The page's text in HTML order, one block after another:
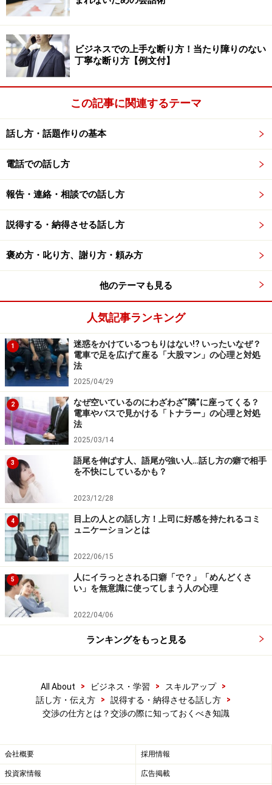
ことを伝える場合でも、
言葉の選びかたや付け加えるセンテンスなどで印象は大
きく変わります。例えば、皆さんが、職場の同僚に仕事
の依頼をしたとします。残念ながら断れてしまうのです
がAとBどちらの断り方のほうがいいでしょうか。
A：「無理です」と素っ気なく断られた
B：「お手伝いしたいのですが、この状態で引き受けて
しまうと逆にご迷惑をかけてしまうことになりかねませ
ん。他でもない○○さんからの相談なのに、お力になれな
AもBも断っていることには変わりないのですが、印象は
まったく違いますよね。人は事実だけではなく、印象に
よって満足感や不快感を感じます。そのため、主張や譲
歩を繰り返す交渉シーンでは、普段以上に感情に配慮し
交渉は準備が8割と言われています。情報収集やお互い
のメリットを探すだけでなく、どのように伝えればいい
かを考えることにも時間を作ってください。
交渉は相手との人間関係に左右される
私は普段、企業研修や大学のオープンカレッジで交渉を
教えています。受講生を見ていると、テクニックを学ん
でもロールプレイングが上手くできない人もいれば、交
渉のテクニックを知らなくても、自然に相手からYESを
引き出すのが上手い人もいます。
この差は何なのでしょうか？
交渉は、やり方（テクニック）を知っている人が断然有
利になります。しかしながら、交渉はテクニックだけで
なく、感情・人間関係・パワーバランスからも影響を受
けます。皆さんも、親しい人に頼まれたり、上司に頼ま
れたりしてNOが言えなかったという経験をお持ちではな
対して冷淡になってしまった経験もあると思います。
点として、コミュニケーション上手であるということが
挙げられます。彼らは初対面の人と交渉する場合に、ど
ビジネスでの上手な断り方！当たり障りのない
丁寧な断り方【例文付】
この記事に関連するテーマ
話し方・話題作りの基本
電話での話し方
報告・連絡・相談での話し方
説得する・納得させる話し方
褒め方・叱り方、謝り方・頼み方
他のテーマも見る
人気記事ランキング
1
迷惑をかけているつもりはない!? いったいなぜ？
電車で足を広げて座る「大股マン」の心理と対処
法
2025/04/29
2
なぜ空いているのにわざわざ“隣”に座ってくる？
電車やバスで見かける「トナラー」の心理と対処
法
2025/03/14
3
語尾を伸ばす人、語尾が強い人…話し方の癖で相手
を不快にしているかも？
2023/12/28
4
目上の人との話し方！上司に好感を持たれるコミ
ュニケーションとは
2022/06/15
5
人にイラっとされる口癖「で？」「めんどくさ
い」を無意識に使ってしまう人の心理
2022/04/06
ランキングをもっと見る
All About > ビジネス・学習 > スキルアップ
>
話し方・伝え方
> 説得する・納得させる話し方
>
交渉の仕方とは？交渉の際に知っておくべき知識
会社概要 採用情報
投資家情報 広告掲載